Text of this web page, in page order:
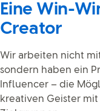
Eine Win-
Creator
Wir arbeiten nicht
sondern haben ein
Influencer – die
kreativen Geister